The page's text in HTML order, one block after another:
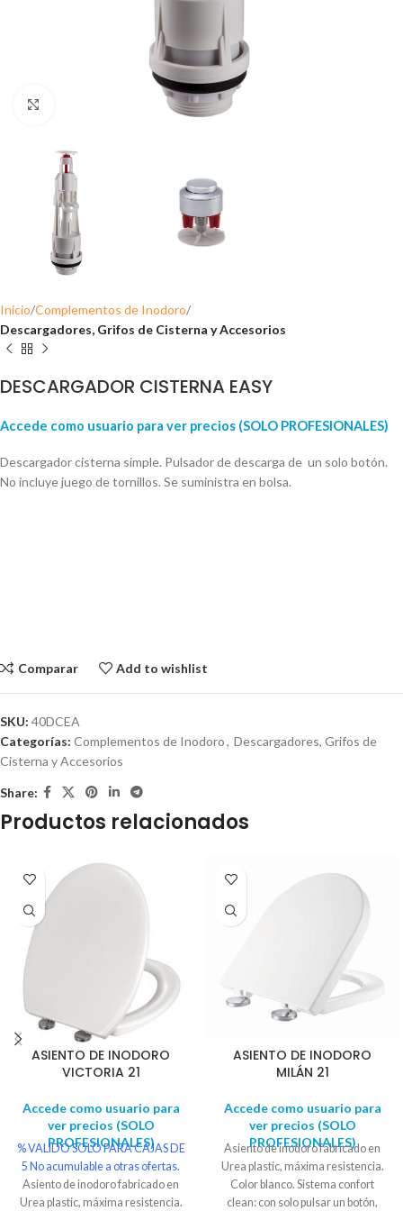
Inicio Complementos de Inodoro
Descargadores, Grifos de Cisterna y Accesorios
DESCARGADOR CISTERNA EASY
Accede como usuario para ver precios (SOLO PROFESIONALES)
Descargador cisterna simple. Pulsador de descarga de un solo botón.
No incluye juego de tornillos. Se suministra en bolsa.
Comparar Add to wishlist
SKU: 40DCEA
Categorías: Complementos de Inodoro, Descargadores, Grifos de
Cisterna y Accesorios
Share:
Productos relacionados
ASIENTO DE INODORO
VICTORIA 21
Accede como usuario para
ver precios (SOLO
PROFESIONALES)
% VALIDO SOLO PARA CAJAS DE
5 No acumulable a otras ofertas.
Asiento de inodoro fabricado en
Urea plastic, máxima resistencia.
ASIENTO DE INODORO
MILÁN 21
Accede como usuario para
ver precios (SOLO
PROFESIONALES)
Asiento de inodoro fabricado en
Urea plastic, máxima resistencia.
Color blanco. Sistema confort
clean: con solo pulsar un botón,